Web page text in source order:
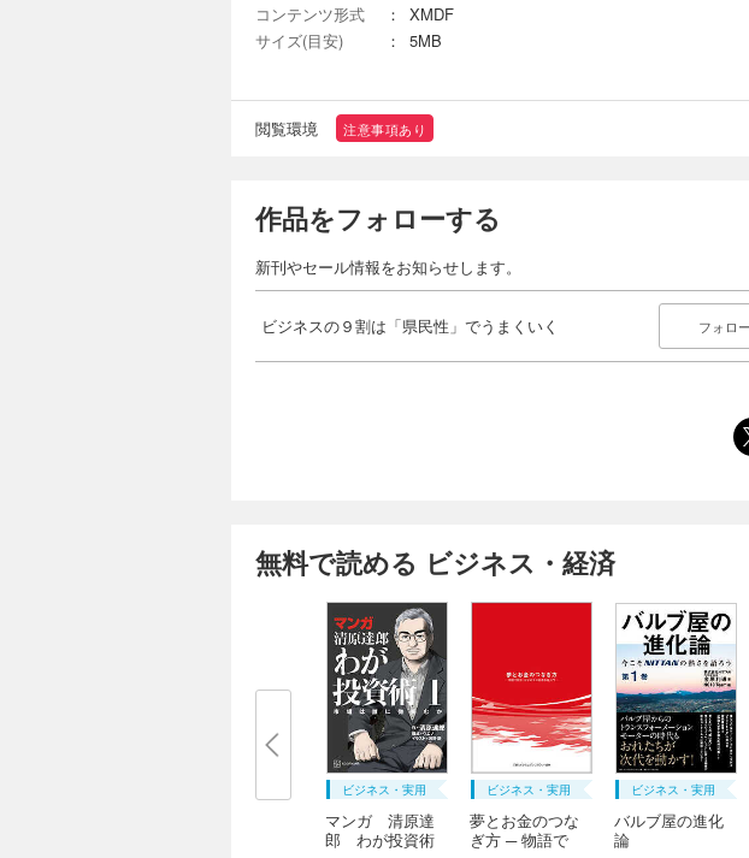
コンテンツ形式
：
XMDF
サイズ(目安)
： 5MB
閲覧環境 注意事項あり
作品をフォローする
新刊やセール情報をお知らせします。
ビジネスの９割は「県民性」でうまくいく フォロー
無料で読める ビジネス・経済
ビジネス・実用
マンガ 清原達
郎 わが投資術
ビジネス・実用
夢とお金のつな
ぎ方 ─ 物語で
ビジネス・実用
バルブ屋の進化
論